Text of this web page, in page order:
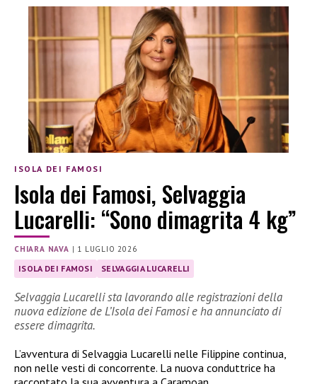
ISOLA DEI FAMOSI
Isola dei Famosi, Selvaggia
Lucarelli: “Sono dimagrita 4 kg”
CHIARA NAVA | 1 LUGLIO 2026
ISOLA DEI FAMOSI SELVAGGIA LUCARELLI
Selvaggia Lucarelli sta lavorando alle registrazioni della
nuova edizione de L’Isola dei Famosi e ha annunciato di
essere dimagrita.
L’avventura di Selvaggia Lucarelli nelle Filippine continua,
non nelle vesti di concorrente. La nuova conduttrice ha